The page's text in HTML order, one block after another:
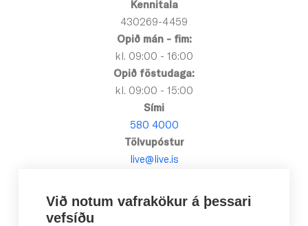
Við notum vafrakökur á þessari
vefsíðu
Kennitala
430269-4459
Opið mán - fim:
kl. 09:00 - 16:00
Opið föstudaga:
kl. 09:00 - 15:00
Sími
580 4000
Tölvupóstur
live@live.is